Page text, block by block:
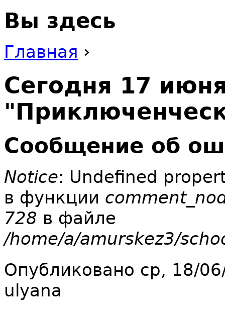
Вы здесь
Главная ›
Сегодня 17
Сообщение об
Notice: Undefined
в функции
728 в файле
/home/a/amurskez3/
Опубликовано ср, 18/
ulyana